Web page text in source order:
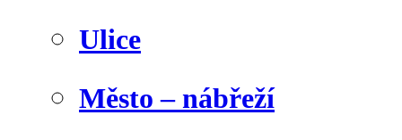
Ulice
Město – nábřeží